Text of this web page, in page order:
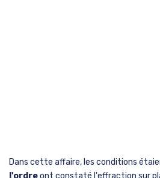
Dans cette affaire, les conditions